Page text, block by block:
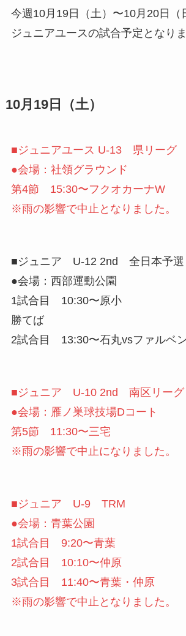
今週10月19日（土）〜10月20日（
ジュニアユースの試合予定となりま
10月19日（土）
■ジュニアユース U-13 県リーグ
●会場：社領グラウンド
第4節 15:30〜フクオカーナW
※雨の影響で中止となりました。
■ジュニア U-12 2nd 全日本予選
●会場：西部運動公園
1試合目 10:30〜原小
勝てば
2試合目 13:30〜石丸vsファルベ
■ジュニア U-10 2nd 南区リー
●会場：雁ノ巣球技場Dコート
第5節 11:30〜三宅
※雨の影響で中止になりました。
■ジュニア U-9 TRM
●会場：青葉公園
1試合目 9:20〜青葉
2試合目 10:10〜仲原
3試合目 11:40〜青葉・仲原
※雨の影響で中止となりました。